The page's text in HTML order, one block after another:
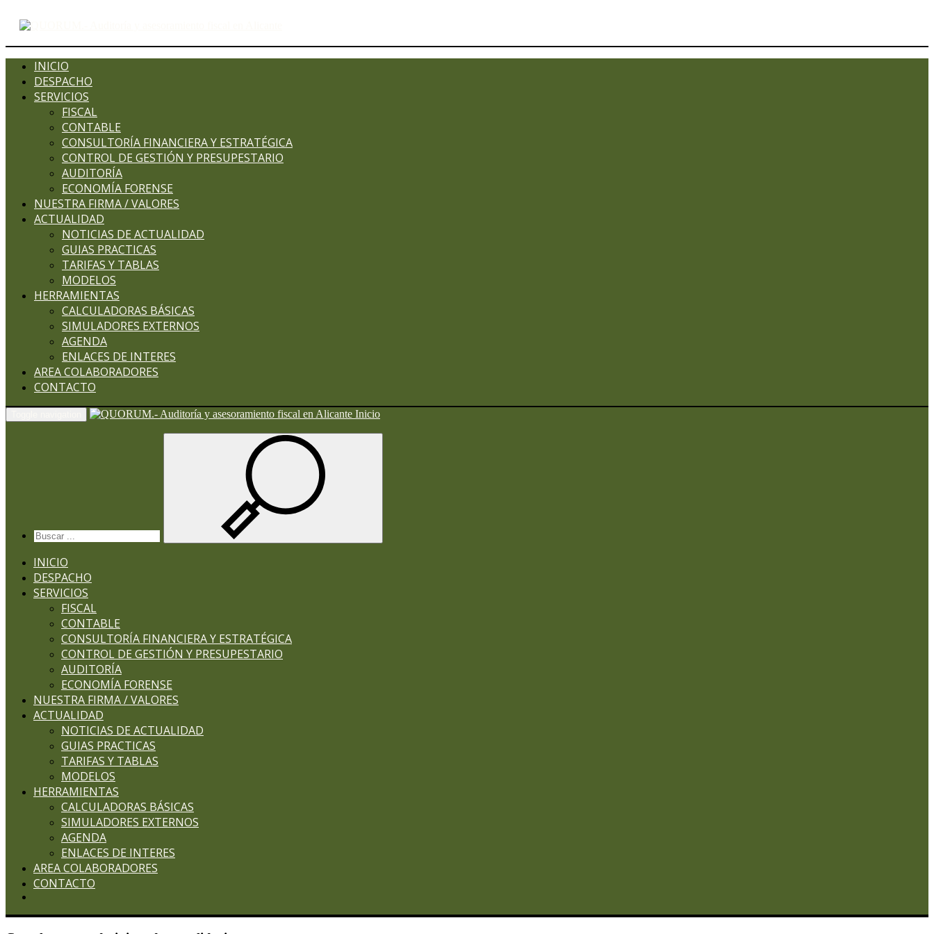
INICIO
DESPACHO
SERVICIOS
FISCAL
CONTABLE
CONSULTORÍA FINANCIERA Y ESTRATÉGICA
CONTROL DE GESTIÓN Y PRESUPESTARIO
AUDITORÍA
ECONOMÍA FORENSE
NUESTRA FIRMA / VALORES
ACTUALIDAD
NOTICIAS DE ACTUALIDAD
GUIAS PRACTICAS
TARIFAS Y TABLAS
MODELOS
HERRAMIENTAS
CALCULADORAS BÁSICAS
SIMULADORES EXTERNOS
AGENDA
ENLACES DE INTERES
AREA COLABORADORES
CONTACTO
Inicio
INICIO
DESPACHO
SERVICIOS
FISCAL
CONTABLE
CONSULTORÍA FINANCIERA Y ESTRATÉGICA
CONTROL DE GESTIÓN Y PRESUPESTARIO
AUDITORÍA
ECONOMÍA FORENSE
NUESTRA FIRMA / VALORES
ACTUALIDAD
NOTICIAS DE ACTUALIDAD
GUIAS PRACTICAS
TARIFAS Y TABLAS
MODELOS
HERRAMIENTAS
CALCULADORAS BÁSICAS
SIMULADORES EXTERNOS
AGENDA
ENLACES DE INTERES
AREA COLABORADORES
CONTACTO